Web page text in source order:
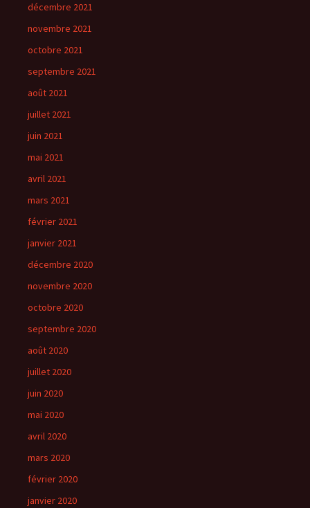
décembre 2021
novembre 2021
octobre 2021
septembre 2021
août 2021
juillet 2021
juin 2021
mai 2021
avril 2021
mars 2021
février 2021
janvier 2021
décembre 2020
novembre 2020
octobre 2020
septembre 2020
août 2020
juillet 2020
juin 2020
mai 2020
avril 2020
mars 2020
février 2020
janvier 2020